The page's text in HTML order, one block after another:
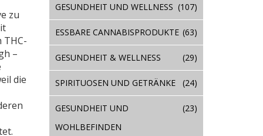
zu
THC-
–
die
GESUNDHEIT UND WELLNESS (107)
ESSBARE CANNABISPRODUKTE (63)
GESUNDHEIT & WELLNESS (29)
SPIRITUOSEN UND GETRÄNKE (24)
GESUNDHEIT UND
WOHLBEFINDEN
(23)